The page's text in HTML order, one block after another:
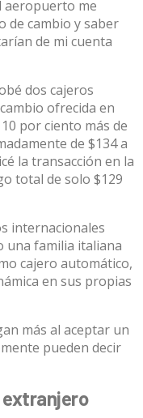
aeropuerto me
de cambio y saber
de mi cuenta
dos cajeros
ofrecida en
por ciento más de
de $134 a
la transacción en la
total de solo $129
internacionales
una familia italiana
cajero automático,
en sus propias
más al aceptar un
pueden decir
extranjero